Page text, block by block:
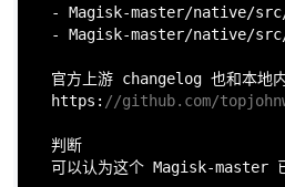
- Magisk-master/native/
- Magisk-master/native/
官方上游 changelog 也和本地
https: //github.com/
判断
可以认为这个 Magisk-master